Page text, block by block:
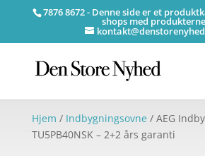
7876 8672 - Denne side er et
shops med produkterne
Hjem / Indbygningsovne / AEG
TU5PB40NSK – 2+2 års garanti